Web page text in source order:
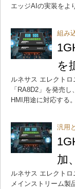
エッジAIの実装をよ
組み
を
ルネサス エレクト
「RA8D2」を発売
HMI用途に対応する。
汎用
加
ルネサス エレクト
メインストリーム製